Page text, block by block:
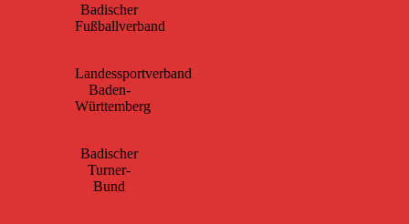
Badischer
Fußballverband
Landessportverband
Baden-
Württemberg
Badischer
Turner-
Bund